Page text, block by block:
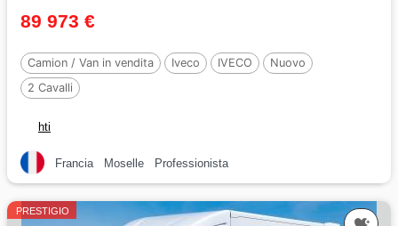
89 973 €
Camion / Van in vendita Iveco IVECO
Nuovo
2 Cavalli
hti
Francia Moselle Professionista
PRESTIGIO